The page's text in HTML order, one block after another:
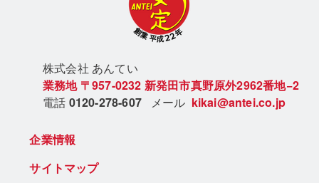
株式会社 あんてい
業務地 〒957-0232 新発田市真野原外2962番地−2
電話 0120-278-607 メール kikai@antei.co.jp
企業情報
サイトマップ